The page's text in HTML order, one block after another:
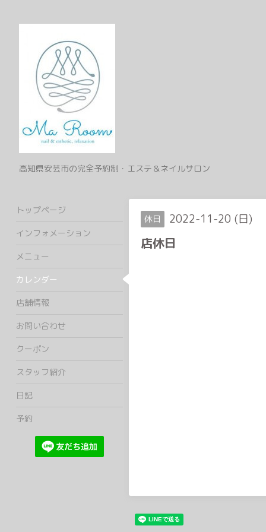
高知県安芸市の完全予約制・エステ＆ネイルサロン
休日 2022-11-20 (日)
店休日
トップページ
インフォメーション
メニュー
カレンダー
店舗情報
お問い合わせ
クーポン
スタッフ紹介
日記
予約